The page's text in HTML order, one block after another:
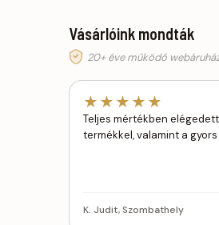
Vásárlóink mondták
20+ éve működő
★★★★★
Teljes mértékben
termékkel, valamint a
K. Judit, Szombathely